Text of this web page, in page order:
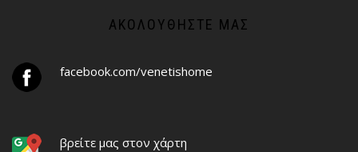
ΑΚΟΛΟΥΘΉΣΤΕ ΜΑΣ
facebook.com/venetishome
βρείτε μας στον χάρτη